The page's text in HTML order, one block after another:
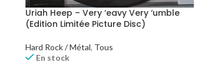
Uriah Heep – Very ‘eavy Very ‘umble
(Edition Limitée Picture Disc)
Hard Rock / Métal, Tous
En stock